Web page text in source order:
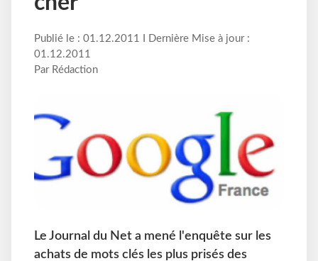
Publié le : 01.12.2011 I Dernière Mise à jour :
01.12.2011
Par Rédaction
Le Journal du Net a mené l'enquête sur les
achats de mots clés les plus prisés des